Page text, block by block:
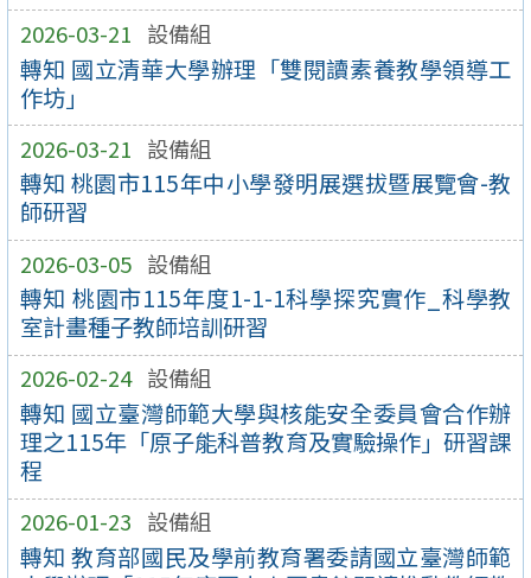
2026-03-21 設備組
轉知 國立清華大學辦理「雙閱讀素養教學領導工
作坊」
2026-03-21 設備組
轉知 桃園市115年中小學發明展選拔暨展覽會-教
師研習
2026-03-05 設備組
轉知 桃園市115年度1-1-1科學探究實作_科學教
室計畫種子教師培訓研習
2026-02-24 設備組
轉知 國立臺灣師範大學與核能安全委員會合作辦
理之115年「原子能科普教育及實驗操作」研習課
程
2026-01-23 設備組
轉知 教育部國民及學前教育署委請國立臺灣師範